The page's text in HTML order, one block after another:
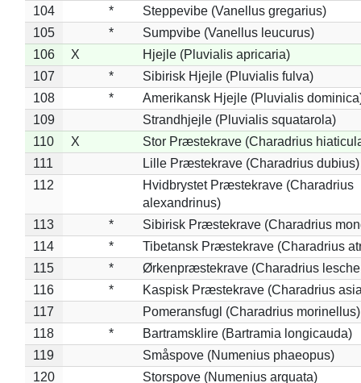
104 *
Steppevibe (Vanellus gregarius)
105
*
Sumpvibe (Vanellus leucurus)
106
X
Hjejle (Pluvialis apricaria)
107
*
Sibirisk Hjejle (Pluvialis fulva)
108
*
Amerikansk Hjejle (Pluvialis
109
Strandhjejle (Pluvialis squatarola)
110
X
Stor Præstekrave (Charadrius
111
Lille Præstekrave (Charadrius dubius)
112
Hvidbrystet Præstekrave (Charadrius
alexandrinus)
113
*
Sibirisk Præstekrave (Charadrius
114
*
Tibetansk Præstekrave (Charadrius
115
*
Ørkenpræstekrave (Charadrius
116
*
Kaspisk Præstekrave (Charadrius
117
Pomeransfugl (Charadrius morinellus)
118
*
Bartramsklire (Bartramia longicauda)
119
Småspove (Numenius phaeopus)
120
Storspove (Numenius arquata)